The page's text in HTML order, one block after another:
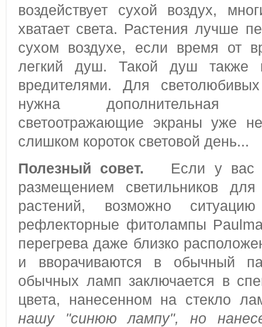
воздействует сухой воздух,
хватает света. Растения лучше
сухом воздухе, если время от
легкий душ. Такой душ также
вредителями. Для
нужна дополнительная
светоотражающие экраны уже
слишком короток световой день...
Полезный совет. Если у вас
размещением светильников для
растений, возможно
рефлекторные фитолампы
перегрева даже близко
и вворачиваются в обычный
обычных ламп заключается в
цвета, нанесенном на стекло
нашу "синюю лампу", но